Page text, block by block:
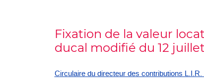
Fixation de la valeur
ducal modifié du 12 juillet
Circulaire du directeur des contributions L.I.R.